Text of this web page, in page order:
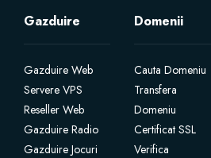
Licente cPanel WHM / WHMSonic
Servere Dedicate
Aplicatii Mobil
Gazduire
Gazduire Web
Servere VPS
Reseller Web
Gazduire Radio
Gazduire Jocuri
Domenii
Cauta Domeniu
Transfera
Domeniu
Certificat SSL
Verifica